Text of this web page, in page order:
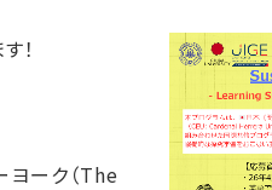
！
ヨーク（The